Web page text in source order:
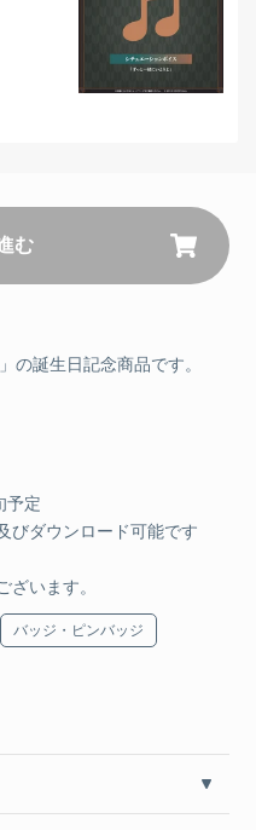
む
の誕生日記念商品です。
予定
びダウンロード可能です
います。
バッジ・ピンバッジ